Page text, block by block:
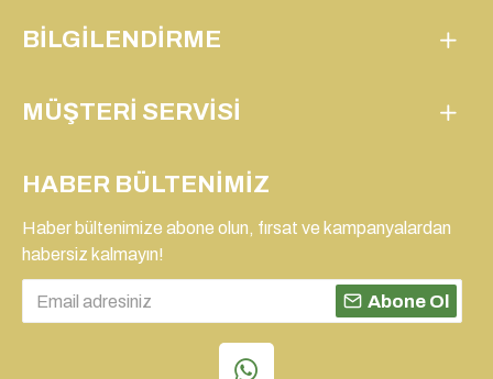
BILGILENDIRME
MÜŞTERI SERVISI
HABER BÜLTENIMIZ
Haber bültenimize abone olun, fırsat ve kampanyalardan
habersiz kalmayın!
Abone Ol